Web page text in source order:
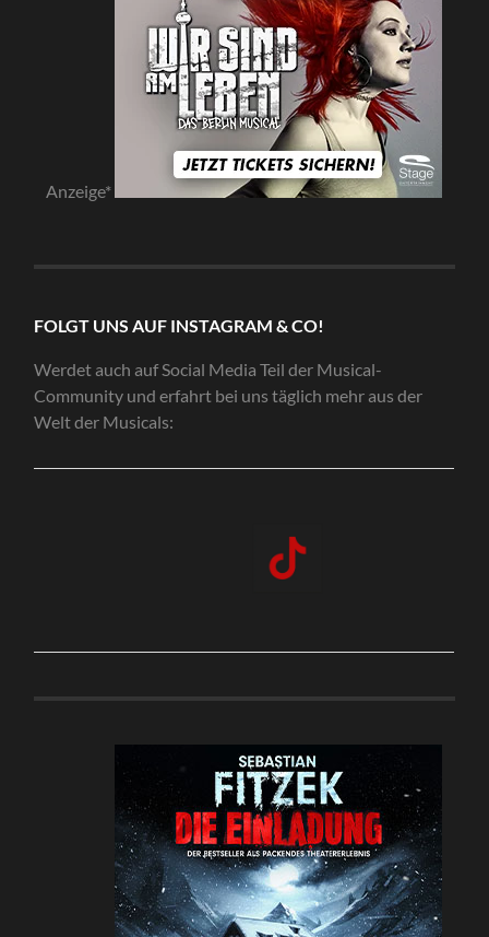
Anzeige*
FOLGT UNS AUF INSTAGRAM & CO!
Werdet auch auf Social Media Teil der Musical-
Community und erfahrt bei uns täglich mehr aus der
Welt der Musicals: